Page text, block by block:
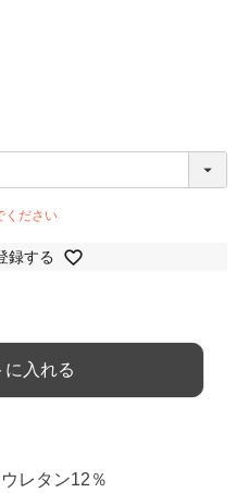
録する
に入れる
レタン12％